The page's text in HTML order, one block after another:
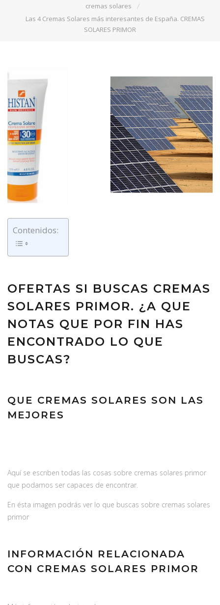
cremas solares
Las 4 Cremas Solares más interesantes de España. CREMAS
SOLARES PRIMOR
Contenidos:
OFERTAS SI BUSCAS CREMAS
SOLARES PRIMOR. ¿A QUE
NOTAS QUE POR FIN HAS
ENCONTRADO LO QUE
BUSCAS?
QUE CREMAS SOLARES SON LAS
MEJORES
Aquí se escriben todas las cosas sobre cremas solares primor
que podamos ser capaces de encontrar.
En ésta imagen podrás ver lo que buscas sobre cremas solares
primor
INFORMACIÓN RELACIONADA
CON CREMAS SOLARES PRIMOR